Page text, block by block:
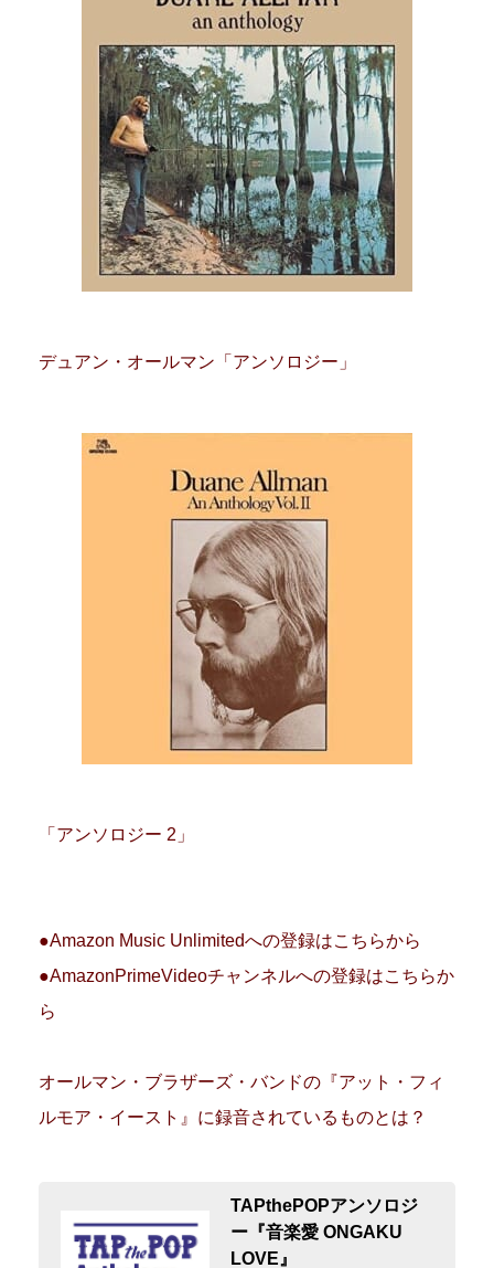
デュアン・オールマン「アンソロジー」
「アンソロジー 2」
●Amazon Music Unlimitedへの登録はこちらから
●AmazonPrimeVideoチャンネルへの登録はこちらか
ら
オールマン・ブラザーズ・バンドの『アット・フィ
ルモア・イースト』に録音されているものとは？
TAPthePOPアンソロジ
ー『音楽愛 ONGAKU
LOVE』